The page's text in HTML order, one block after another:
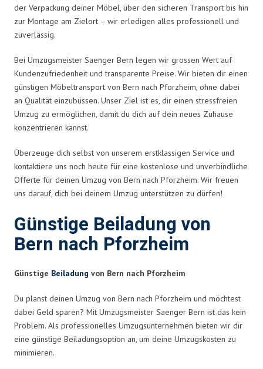
der Verpackung deiner Möbel, über den sicheren Transport bis hin
zur Montage am Zielort – wir erledigen alles professionell und
zuverlässig.
Bei Umzugsmeister Saenger Bern legen wir grossen Wert auf
Kundenzufriedenheit und transparente Preise. Wir bieten dir einen
günstigen Möbeltransport von Bern nach Pforzheim, ohne dabei
an Qualität einzubüssen. Unser Ziel ist es, dir einen stressfreien
Umzug zu ermöglichen, damit du dich auf dein neues Zuhause
konzentrieren kannst.
Überzeuge dich selbst von unserem erstklassigen Service und
kontaktiere uns noch heute für eine kostenlose und unverbindliche
Offerte für deinen Umzug von Bern nach Pforzheim. Wir freuen
uns darauf, dich bei deinem Umzug unterstützen zu dürfen!
Günstige Beiladung von
Bern nach Pforzheim
Günstige Beiladung von Bern nach Pforzheim
Du planst deinen Umzug von Bern nach Pforzheim und möchtest
dabei Geld sparen? Mit Umzugsmeister Saenger Bern ist das kein
Problem. Als professionelles Umzugsunternehmen bieten wir dir
eine günstige Beiladungsoption an, um deine Umzugskosten zu
minimieren.